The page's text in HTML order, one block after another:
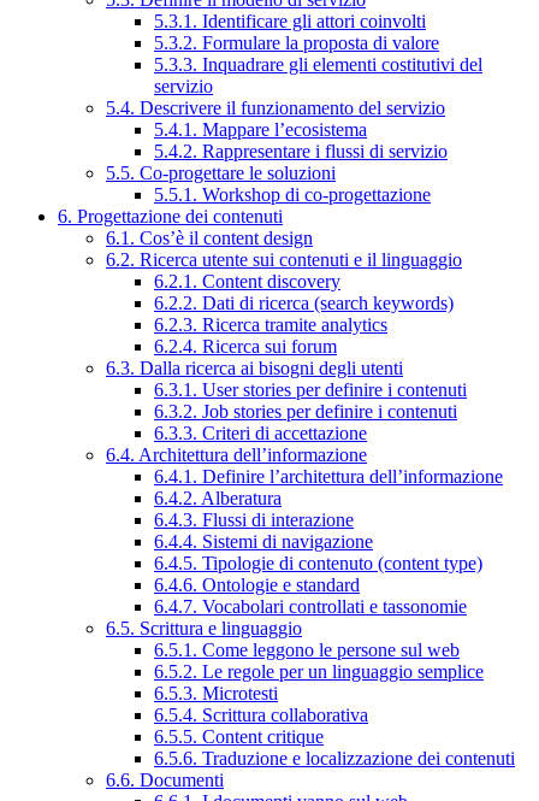
5.3.1. Identificare gli attori coinvolti
5.3.2. Formulare la proposta di valore
5.3.3. Inquadrare gli elementi costitutivi del
servizio
5.4. Descrivere il funzionamento del servizio
5.4.1. Mappare l’ecosistema
5.4.2. Rappresentare i flussi di servizio
5.5. Co-progettare le soluzioni
5.5.1. Workshop di co-progettazione
6. Progettazione dei contenuti
6.1. Cos’è il content design
6.2. Ricerca utente sui contenuti e il linguaggio
6.2.1. Content discovery
6.2.2. Dati di ricerca (search keywords)
6.2.3. Ricerca tramite analytics
6.2.4. Ricerca sui forum
6.3. Dalla ricerca ai bisogni degli utenti
6.3.1. User stories per definire i contenuti
6.3.2. Job stories per definire i contenuti
6.3.3. Criteri di accettazione
6.4. Architettura dell’informazione
6.4.1. Definire l’architettura dell’informazione
6.4.2. Alberatura
6.4.3. Flussi di interazione
6.4.4. Sistemi di navigazione
6.4.5. Tipologie di contenuto (content type)
6.4.6. Ontologie e standard
6.4.7. Vocabolari controllati e tassonomie
6.5. Scrittura e linguaggio
6.5.1. Come leggono le persone sul web
6.5.2. Le regole per un linguaggio semplice
6.5.3. Microtesti
6.5.4. Scrittura collaborativa
6.5.5. Content critique
6.5.6. Traduzione e localizzazione dei contenuti
6.6. Documenti